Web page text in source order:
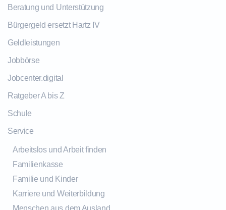
Beratung und Unterstützung
Bürgergeld ersetzt Hartz IV
Geldleistungen
Jobbörse
Jobcenter.digital
Ratgeber A bis Z
Schule
Service
Arbeitslos und Arbeit finden
Familienkasse
Familie und Kinder
Karriere und Weiterbildung
Menschen aus dem Ausland